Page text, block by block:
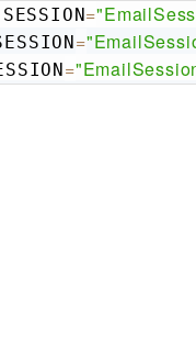
SESSION =
=
=